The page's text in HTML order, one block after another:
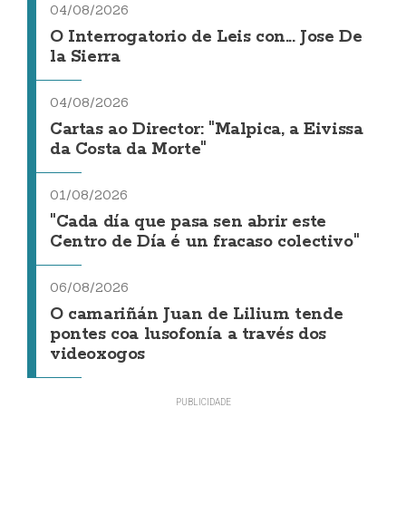
04/08/2026
O Interrogatorio de Leis con... Jose De
la Sierra
04/08/2026
Cartas ao Director: "Malpica, a Eivissa
da Costa da Morte"
01/08/2026
"Cada día que pasa sen abrir este
Centro de Día é un fracaso colectivo"
06/08/2026
O camariñán Juan de Lilium tende
pontes coa lusofonía a través dos
videoxogos